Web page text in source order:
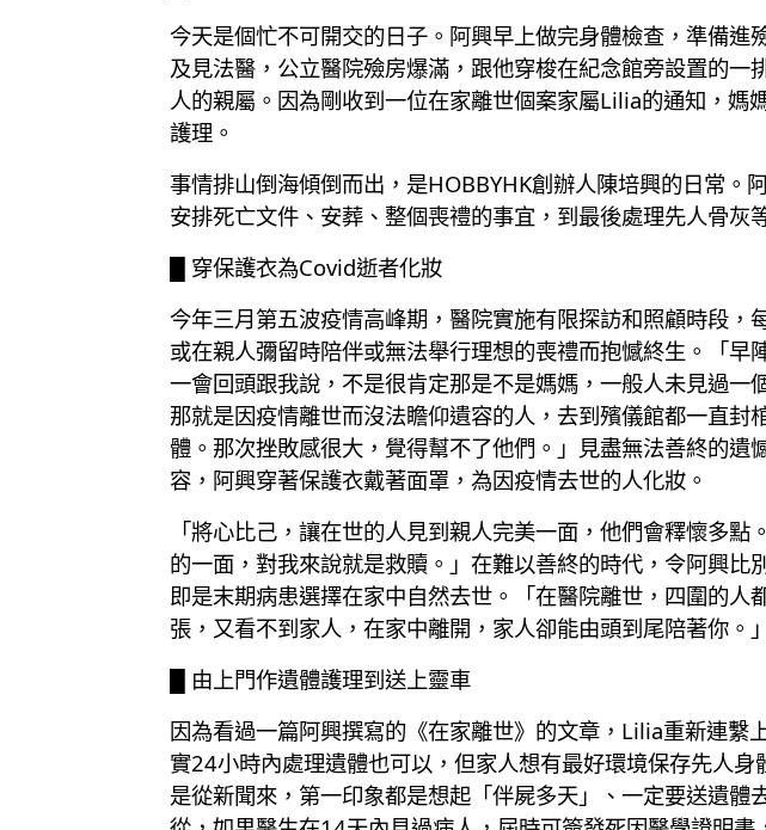
今天是個忙不可開交的日子。阿興早上做完身體檢查，準備
及見法醫，公立醫院殮房爆滿，跟他穿梭在紀念館旁設置的
人的親屬。因為剛收到一位在家離世個案家屬Lilia的通知，
護理。
事情排山倒海傾倒而出，是HOBBYHK創辦人陳培興的日常
安排死亡文件、安葬、整個喪禮的事宜，到最後處理先人骨灰
█ 穿保護衣為Covid逝者化妝
今年三月第五波疫情高峰期，醫院實施有限探訪和照顧時段
或在親人彌留時陪伴或無法舉行理想的喪禮而抱憾終生。「
一會回頭跟我說，不是很肯定那是不是媽媽，一般人未見過一
那就是因疫情離世而沒法瞻仰遺容的人，去到殯儀館都一直
體。那次挫敗感很大，覺得幫不了他們。」見盡無法善終的
容，阿興穿著保護衣戴著面罩，為因疫情去世的人化妝。
「將心比己，讓在世的人見到親人完美一面，他們會釋懷多
的一面，對我來說就是救贖。」在難以善終的時代，令阿興
即是末期病患選擇在家中自然去世。「在醫院離世，四圍的
張，又看不到家人，在家中離開，家人卻能由頭到尾陪著你。」
█ 由上門作遺體護理到送上靈車
因為看過一篇阿興撰寫的《在家離世》的文章，Lilia重新連
實24小時內處理遺體也可以，但家人想有最好環境保存先人
是從新聞來，第一印象都是想起「伴屍多天」、一定要送遺